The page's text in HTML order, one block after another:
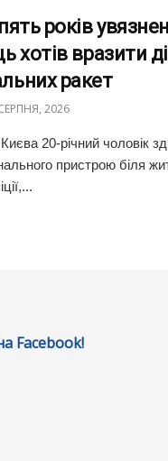
років
хотів вразити
ракет
2026
20-річний чоловік
пристрою біля
Facebook!